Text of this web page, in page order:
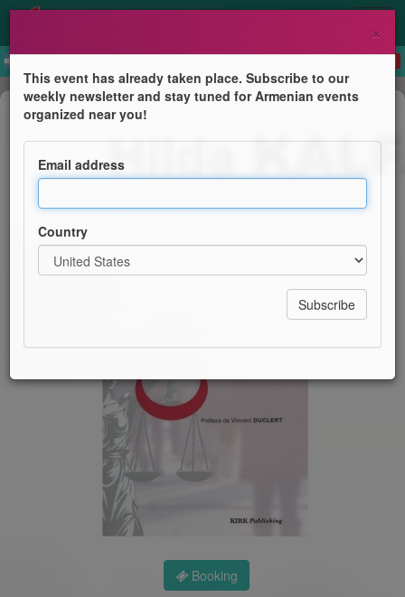
Conference
La Turquie et ses Justes d’hier et
d’aujourd’hui
Booking
×
This event has already taken place. Subscribe to our
weekly newsletter and stay tuned for Armenian events
organized near you!
Email address
Country